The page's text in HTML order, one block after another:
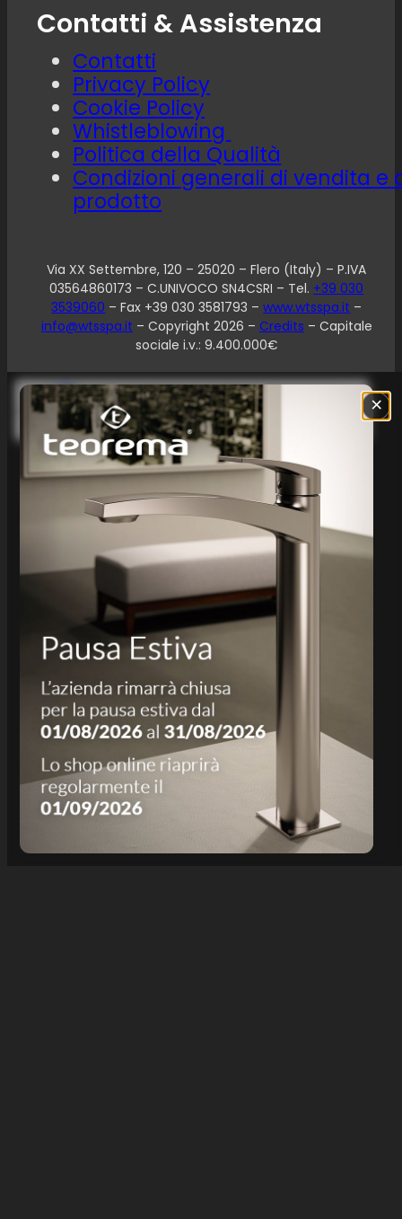
Contatti & Assistenza
Contatti
Privacy Policy
Cookie Policy
Whistleblowing
Politica della Qualità
Condizioni generali di vendita e
prodotto
Via XX Settembre, 120 – 25020 – Flero (Italy) – P.IVA
03564860173 – C.UNIVOCO SN4CSRI – Tel. +39 030
3539060 – Fax +39 030 3581793 –www.wtsspa.it –
info@wtsspa.it – Copyright 2026 – Credits – Capitale
sociale i.v.: 9.400.000€
×
Informativa sulla raccolta
Le tue preferenze relative alla privacy